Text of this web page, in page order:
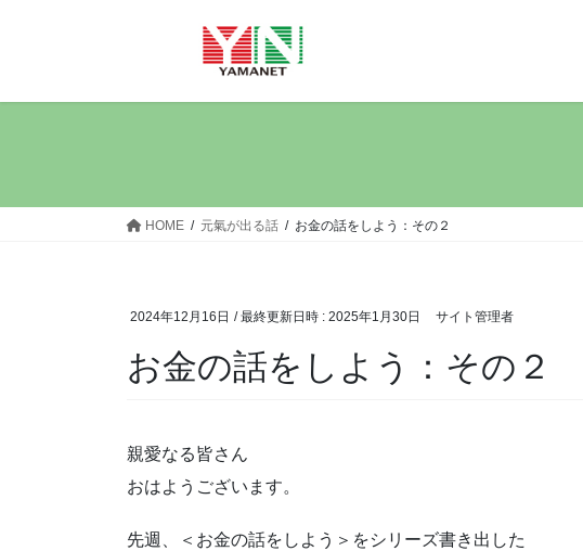
HOME 元氣が出る話 お金の話をしよう：その２
2024年12月16日 / 最終更新日時 : 2025年1月30日 サイト管理者
お金の話をしよう：その２
親愛なる皆さん
おはようございます。
先週、＜お金の話をしよう＞をシリーズ書き出した